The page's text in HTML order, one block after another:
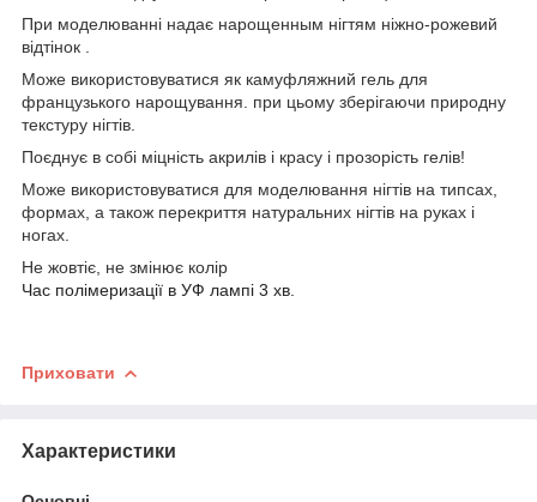
При моделюванні надає нарощенным нігтям ніжно-рожевий
відтінок .
Може використовуватися як камуфляжний гель для
французького нарощування. при цьому зберігаючи природну
текстуру нігтів.
Поєднує в собі міцність акрилів і красу і прозорість гелів!
Може використовуватися для моделювання нігтів на типсах,
формах, а також перекриття натуральних нігтів на руках і
ногах.
Не жовтіє, не змінює колір
Час полімеризації в УФ лампі 3 хв.
Приховати
Характеристики